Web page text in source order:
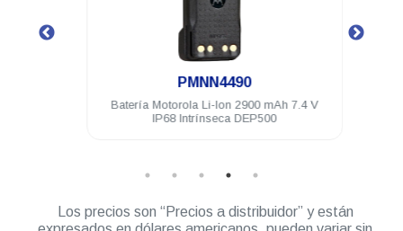
.
PMNN4490
Batería Motorola Li-Ion 2900 mAh 7.4 V
IP68 Intrínseca DEP500
Los precios son “Precios a distribuidor” y están